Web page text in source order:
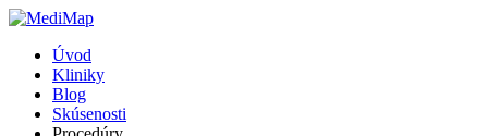
Úvod
Kliniky
Blog
Skúsenosti